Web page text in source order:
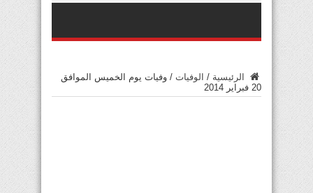
الرئيسية / الوفيات / وفيات يوم الخميس الموافق
20 فبراير 2014